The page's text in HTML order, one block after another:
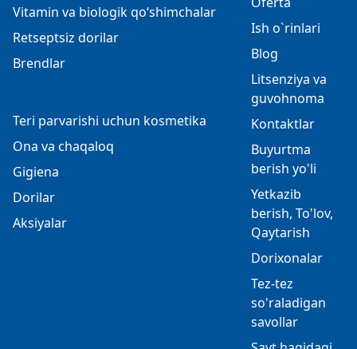
Vitamin va biologik qo‘shimchalar
Retseptsiz dorilar
Brendlar
Teri parvarishi uchun kosmetika
Ona va chaqaloq
Gigiena
Dorilar
Aksiyalar
Ish o`rinlari
Blog
Litsenziya va
guvohnoma
Kontaktlar
Buyurtma
berish yo'li
Yetkazib
berish, To'lov,
Qaytarish
Dorixonalar
Tez-tez
so'raladigan
savollar